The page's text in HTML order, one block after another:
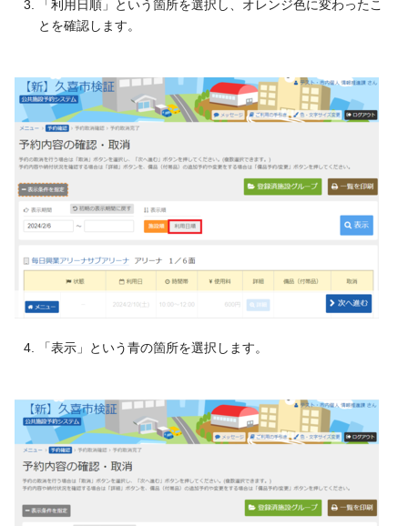
「利用日順」という箇所を選択し、オレンジ色に変わったこ
とを確認します。
「表示」という青の箇所を選択します。